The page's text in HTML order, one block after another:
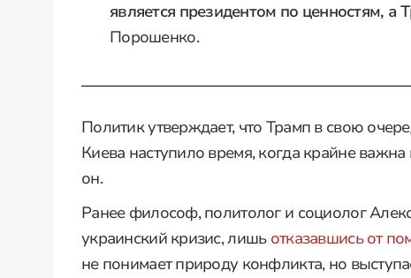
является президентом по ценностям,
Порошенко.
Политик утверждает, что Трамп в свою
Киева наступило время, когда крайне
он.
Ранее философ, политолог и социолог
украинский кризис, лишь отказавшись от
не понимает природу конфликта, но